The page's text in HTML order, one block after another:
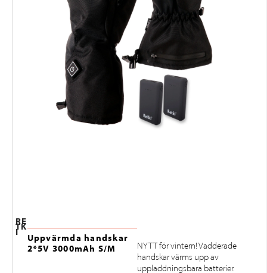
RE
TK
I
Uppvärmda handskar
2*5V 3000mAh S/M
NYTT för vintern! Vadderade
handskar värms upp av
uppladdningsbara batterier.